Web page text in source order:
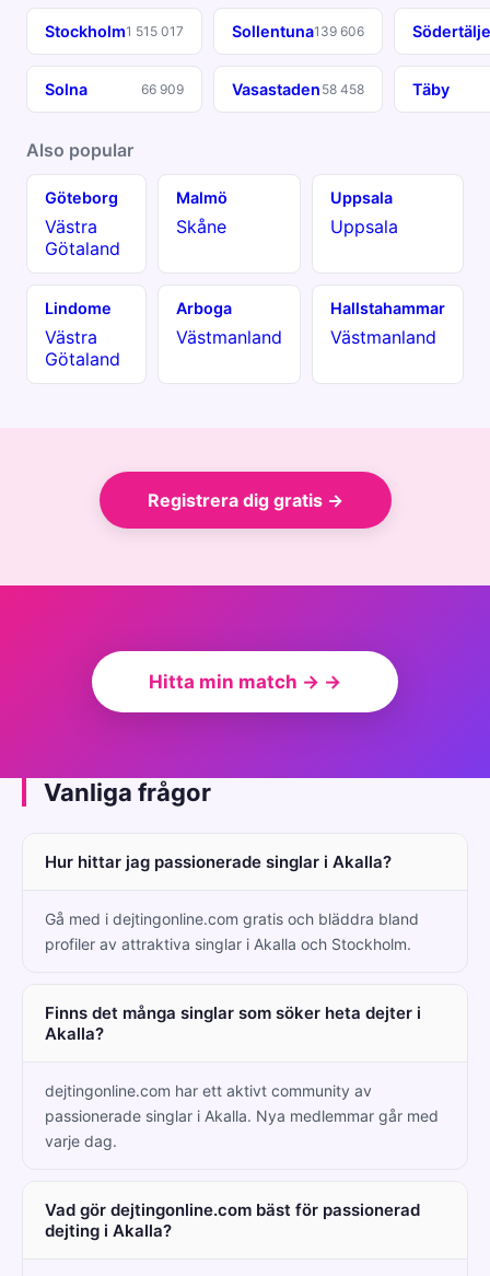
Stockholm1 515 017 Sollentuna139 606 Södertälje
Solna 66 909 Vasastaden 58 458 Täby
Also popular
Göteborg
Västra
Götaland
Malmö
Skåne
Uppsala
Uppsala
Lindome
Västra
Götaland
Arboga
Västmanland
Hallstahammar
Västmanland
Registrera dig gratis →
Hitta min match → →
Vanliga frågor
Hur hittar jag passionerade singlar i Akalla?
Gå med i dejtingonline.com gratis och bläddra bland
profiler av attraktiva singlar i Akalla och Stockholm.
Finns det många singlar som söker heta dejter i
Akalla?
dejtingonline.com har ett aktivt community av
passionerade singlar i Akalla. Nya medlemmar går med
varje dag.
Vad gör dejtingonline.com bäst för passionerad
dejting i Akalla?